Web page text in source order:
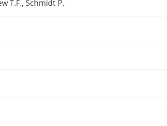
T.F., Schmidt P.